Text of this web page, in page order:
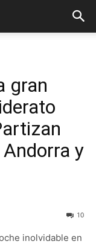
gran
y
10
inolvidable en